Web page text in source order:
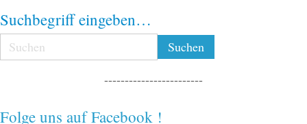
Suchbegriff eingeben…
------------------------
Folge uns auf Facebook !